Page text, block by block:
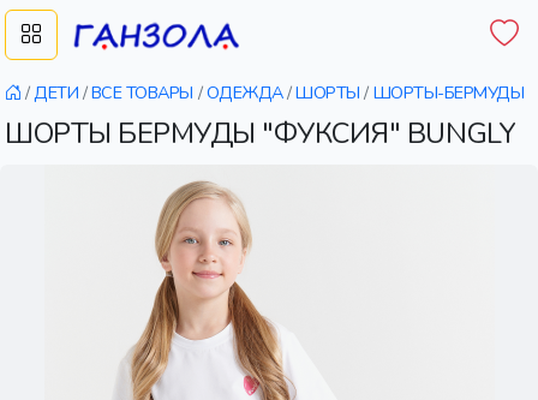
/ДЕТИ /ВСЕ ТОВАРЫ /ОДЕЖДА/ШОРТЫ / ШОРТЫ-БЕРМУДЫ
ШОРТЫ БЕРМУДЫ "ФУКСИЯ" BUNGLY